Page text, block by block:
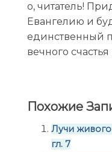
о, читатель!
Евангелию и
единственный
вечного
Похожие
Лучи
гл. 7